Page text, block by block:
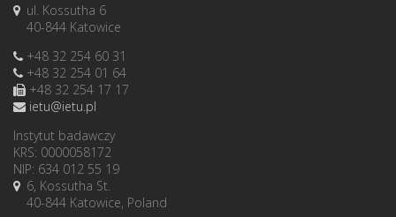
ul. Kossutha 6
40-844 Katowice
+48 32 254 60 31
+48 32 254 01 64
+48 32 254 17 17
ietu@ietu.pl
Instytut badawczy
KRS: 0000058172
NIP: 634 012 55 19
6, Kossutha St.
40-844 Katowice, Poland